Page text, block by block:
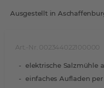
Art.-Nr. 002344022100000
elektrische Salzmühle
einfaches Aufladen per
Ausgestellt in